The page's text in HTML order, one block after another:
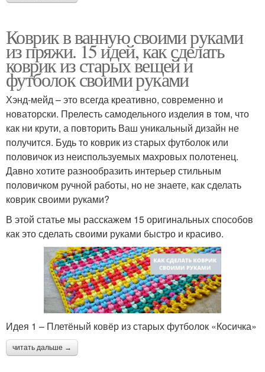
Коврик в ванную своими руками
из пряжи. 15 идей, как сделать
коврик из старых вещей и
футболок своими руками
Хэнд-мейд – это всегда креативно, современно и
новаторски. Прелесть самодельного изделия в том, что
как ни крути, а повторить Ваш уникальный дизайн не
получится. Будь то коврик из старых футболок или
половичок из неиспользуемых махровых полотенец.
Давно хотите разнообразить интерьер стильным
половичком ручной работы, но не знаете, как сделать
коврик своими руками?
В этой статье мы расскажем 15 оригинальных способов
как это сделать своими руками быстро и красиво.
Идея 1 – Плетёный ковёр из старых футболок «Косичка»
читать дальше →